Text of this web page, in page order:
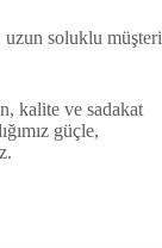
uzun soluklu müşteri
kalite ve sadakat
güçle,